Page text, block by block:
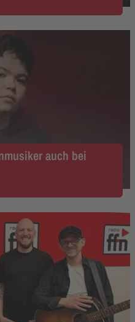
auch bei